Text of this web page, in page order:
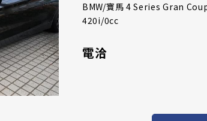
BMW/寶馬 4 Series Gran
420i/0cc
電洽